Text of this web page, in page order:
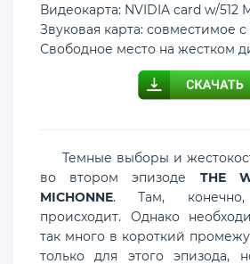
Видеокарта: NVIDIA card w/512
Звуковая карта: совместимое
Свободное место на жестком
Темные выборы и
во втором эпизоде THE
MICHONNE. Там,
происходит. Однако
так много в короткий
только для этого